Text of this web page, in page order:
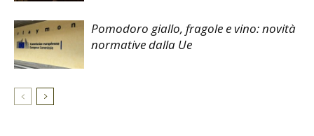
Pomodoro giallo, fragole e vino: novità
normative dalla Ue